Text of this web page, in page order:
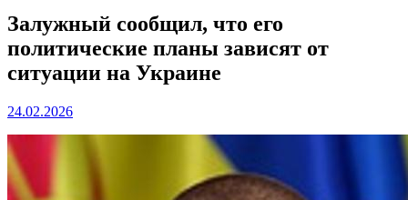
Залужный cообщил, что его
политические планы зависят от
ситуации на Украине
24.02.2026